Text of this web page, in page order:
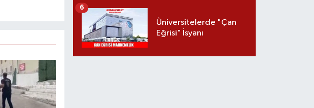
Üniversitelerde "Çan
Eğrisi" İsyanı
6